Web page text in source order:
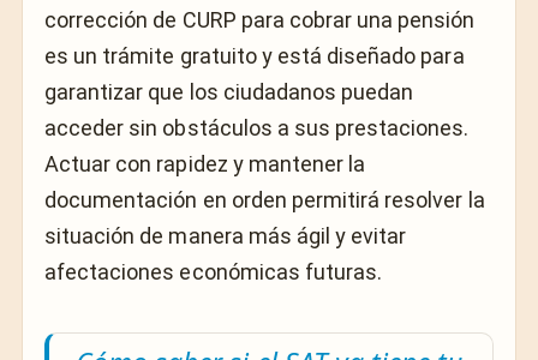
corrección de CURP para cobrar una pensión
es un trámite gratuito y está diseñado para
garantizar que los ciudadanos puedan
acceder sin obstáculos a sus prestaciones.
Actuar con rapidez y mantener la
documentación en orden permitirá resolver la
situación de manera más ágil y evitar
afectaciones económicas futuras.